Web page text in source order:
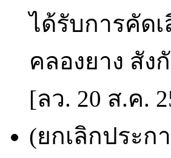
ได้รับการคัด
คลองยาง สัง
[ลว. 20 ส.ค.
(ยกเลิกประ